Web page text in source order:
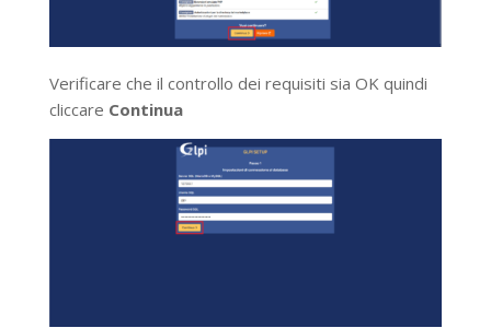
Verificare che il controllo dei requisiti sia OK quindi
cliccare Continua